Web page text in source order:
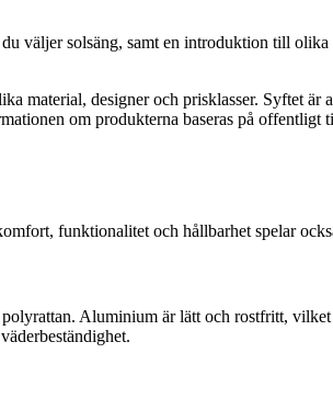
väljer solsäng, samt en introduktion till
material, designer och prisklasser. Syftet
om produkterna baseras på
funktionalitet och hållbarhet spelar
Aluminium är lätt och rostfritt,